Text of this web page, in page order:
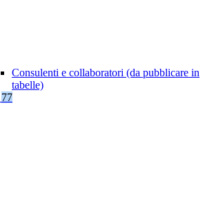
Consulenti e collaboratori (da pubblicare in
tabelle)
77